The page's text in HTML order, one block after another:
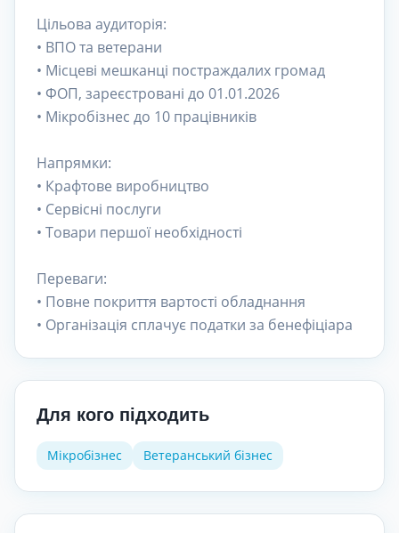
Цільова аудиторія:
• ВПО та ветерани
• Місцеві мешканці постраждалих громад
• ФОП, зареєстровані до 01.01.2026
• Мікробізнес до 10 працівників
Напрямки:
• Крафтове виробництво
• Сервісні послуги
• Товари першої необхідності
Переваги:
• Повне покриття вартості обладнання
• Організація сплачує податки за бенефіціара
Для кого підходить
Мікробізнес Ветеранський бізнес